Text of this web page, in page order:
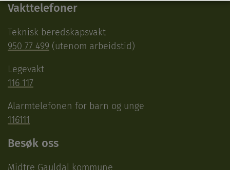
Vakttelefoner
Teknisk beredskapsvakt
950 77 499 (utenom arbeidstid)
Legevakt
116 117
Alarmtelefonen for barn og unge
116111
Besøk oss
Midtre Gauldal kommune